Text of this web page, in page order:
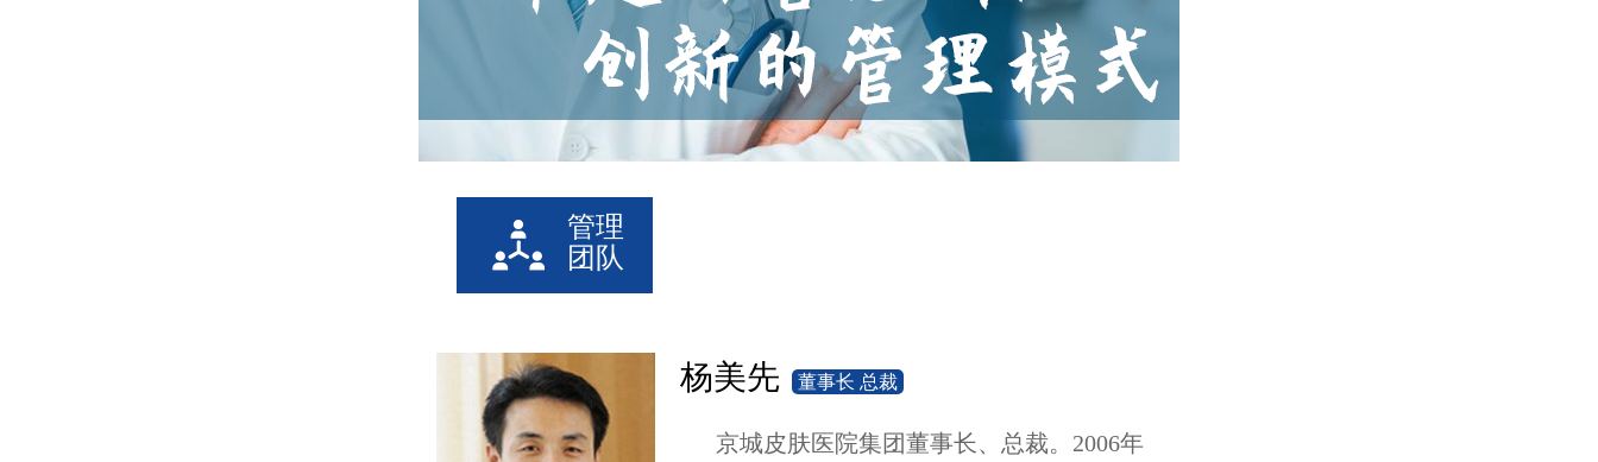
管理
团队
杨美先 董事长 总裁
京城皮肤医院集团董事长、总裁。2006年